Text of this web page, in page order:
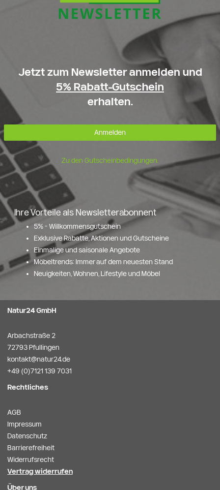
Jetzt zum Newsletter anmelden und
5% Rabatt-Gutschein
erhalten.
Anmelden
Zu den Gutscheinbedingungen.
Ihre Vorteile als Newsletterabonnent
5% - Willkommensgutschein
Exklusive Rabatte, Aktionen und Gutscheine
Einmalige und saisonale Angebote
Möbeltrends: Immer auf dem neuesten Stand
Neuigkeiten, Wohnen, Lifestyle und Möbel
Natur24 GmbH
Arbachstraße 2
72793 Pfullingen
kontakt@natur24.de
+49 (0)7121 139 7031
Rechtliches
AGB
Impressum
Datenschutz
Barrierefreiheit
Widerrufsrecht
Vertrag widerrufen
Über uns